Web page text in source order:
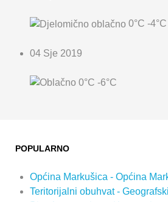
0°C -4°C
04 Sje 2019
0°C -6°C
POPULARNO
Općina Markušica - Općina
Teritorijalni obuhvat -